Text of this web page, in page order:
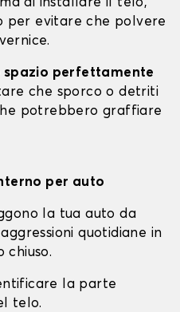
di installare il telo,
per evitare che polvere
spazio perfettamente
che sporco o detriti
potrebbero graffiare
per auto
la tua auto da
quotidiane in
chiuso.
la parte
telo.